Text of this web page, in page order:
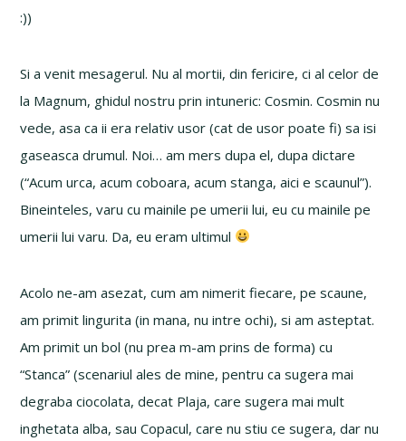
:))
Si a venit mesagerul. Nu al mortii, din fericire, ci al celor de
la Magnum, ghidul nostru prin intuneric: Cosmin. Cosmin nu
vede, asa ca ii era relativ usor (cat de usor poate fi) sa isi
gaseasca drumul. Noi… am mers dupa el, dupa dictare
(“Acum urca, acum coboara, acum stanga, aici e scaunul”).
Bineinteles, varu cu mainile pe umerii lui, eu cu mainile pe
umerii lui varu. Da, eu eram ultimul
Acolo ne-am asezat, cum am nimerit fiecare, pe scaune,
am primit lingurita (in mana, nu intre ochi), si am asteptat.
Am primit un bol (nu prea m-am prins de forma) cu
“Stanca” (scenariul ales de mine, pentru ca sugera mai
degraba ciocolata, decat Plaja, care sugera mai mult
inghetata alba, sau Copacul, care nu stiu ce sugera, dar nu